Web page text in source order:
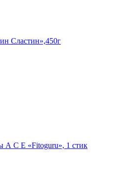
Сластин»,450г
А С Е «Fitoguru», 1 стик